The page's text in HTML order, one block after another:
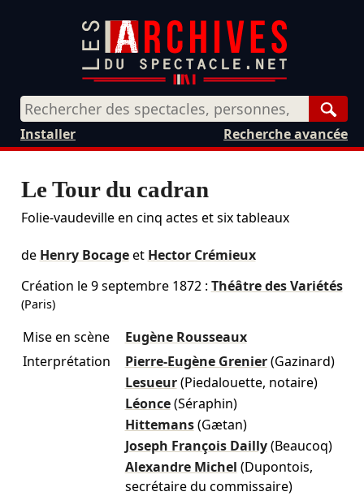
Recherche avancée
Installer
Le Tour du cadran
Folie-vaudeville en cinq actes et six tableaux
de Henry Bocageet Hector Crémieux
Création le9 septembre 1872: Théâtre des Variétés
(Paris)
Mise en scène
Eugène Rousseaux
Interprétation
Pierre-Eugène Grenier (Gazinard)
Lesueur (Piedalouette, notaire)
Léonce (Séraphin)
Hittemans (Gætan)
Joseph François Dailly (Beaucoq)
Alexandre Michel (Dupontois,
secrétaire du commissaire)